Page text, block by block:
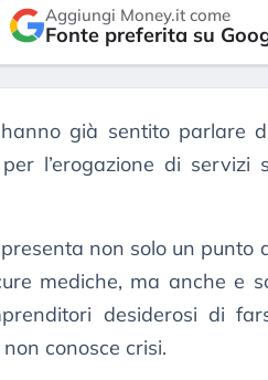
Aggiungi Money.it come
Fonte preferita su
già sentito parlare
l’erogazione di servizi
non solo un punto
mediche, ma anche e
desiderosi di
conosce crisi.
30